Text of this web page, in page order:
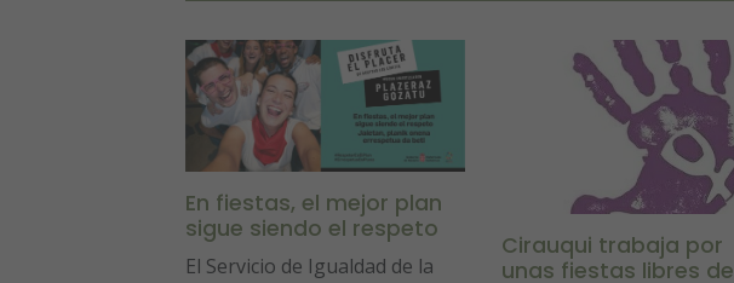
En fiestas, el mejor plan
sigue siendo el respeto
El Servicio de Igualdad de la
Cirauqui trabaja por
unas fiestas libres de